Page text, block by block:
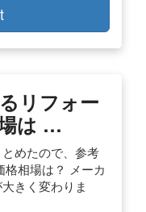
リフォー
は …
めたので、参考
相場は？ メーカ
きく変わりま